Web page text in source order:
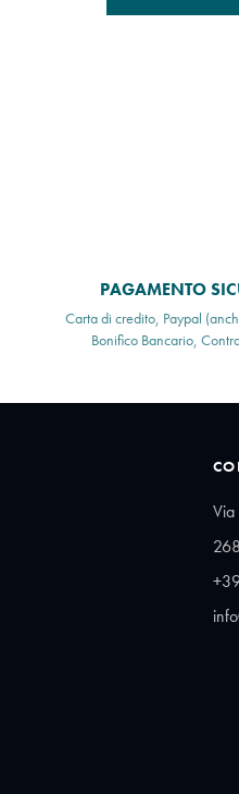
PAGAMENTO
Carta di credito, Paypal
Bonifico Bancario,